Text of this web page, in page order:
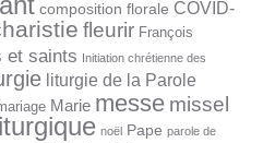
composition florale COVID-
fleurir François
et saints
Initiation chrétienne des
liturgie de la Parole
Marie messe missel
noël Pape parole de